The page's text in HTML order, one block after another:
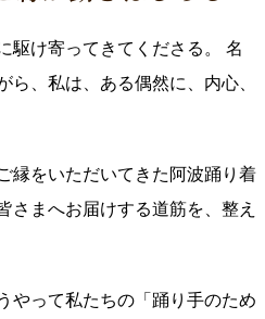
駆け寄ってきてくださる。 名
ら、私は、ある偶然に、内心、
縁をいただいてきた阿波踊り着
さまへお届けする道筋を、整え
やって私たちの「踊り手のため